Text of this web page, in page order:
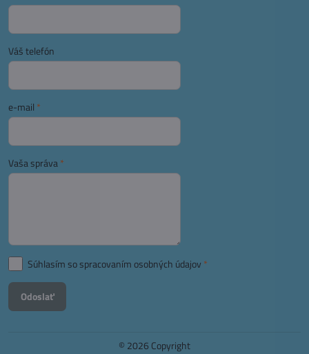
Váš telefón
e-mail *
Vaša správa*
Súhlasím so spracovaním osobných údajov *
Odoslať
© 2026 Copyright